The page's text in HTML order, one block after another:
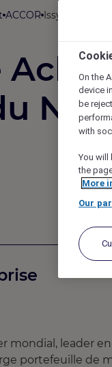
ACCOR Issy-les-
mondial, leader
portefeuille de
On the
device
be
with
You will
the
More
Our